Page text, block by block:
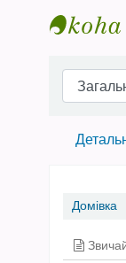
Домівка